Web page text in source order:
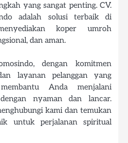
yang sangat penting. CV.
adalah solusi terbaik di
koper umroh
dan aman.
dengan komitmen
layanan pelanggan yang
Anda menjalani
nyaman dan lancar.
kami dan temukan
untuk perjalanan spiritual